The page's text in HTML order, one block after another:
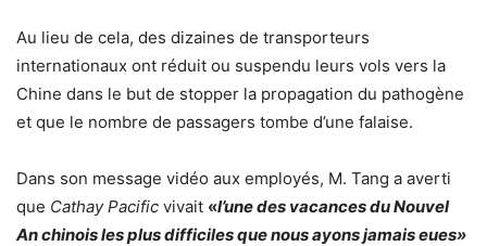
Au lieu de cela, des dizaines de transporteurs
internationaux ont réduit ou suspendu leurs vols vers la
Chine dans le but de stopper la propagation du pathogène
et que le nombre de passagers tombe d’une falaise.
Dans son message vidéo aux employés, M. Tang a averti
que Cathay Pacific vivait «l’une des vacances du Nouvel
An chinois les plus difficiles que nous ayons jamais eues»